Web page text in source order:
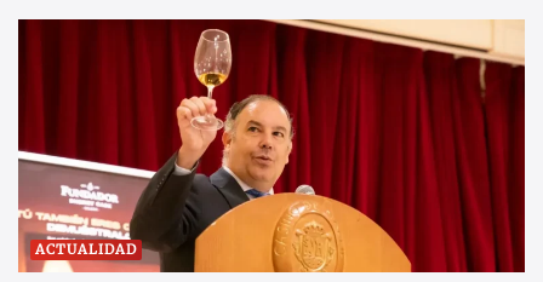
ACTUALIDAD